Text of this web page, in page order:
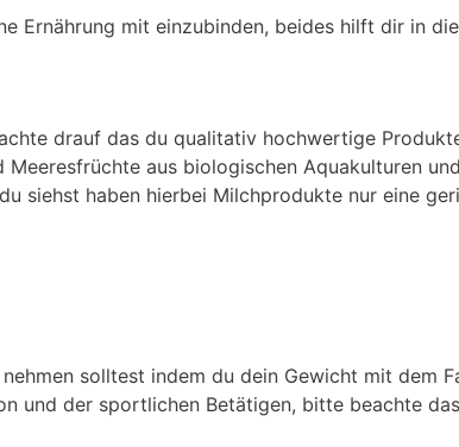
Ernährung mit einzubinden, beides hilft dir in
drauf das du qualitativ hochwertige
Meeresfrüchte aus biologischen Aquakulturen
siehst haben hierbei Milchprodukte nur eine
solltest indem du dein Gewicht mit dem
und der sportlichen Betätigen, bitte beachte